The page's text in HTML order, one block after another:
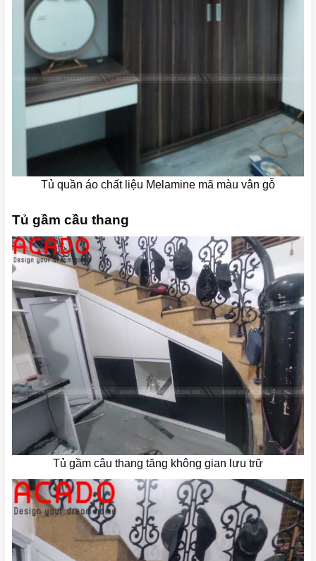
Tủ quần áo chất liệu Melamine mã màu vân gỗ
Tủ gầm cầu thang
Tủ gầm câu thang tăng không gian lưu trữ